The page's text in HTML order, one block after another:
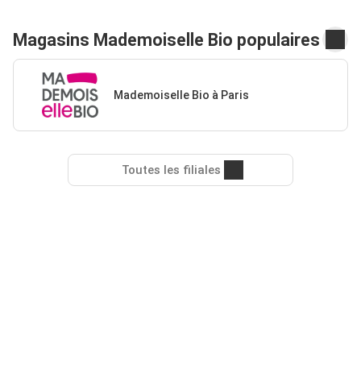
Magasins Mademoiselle Bio populaires
Mademoiselle Bio à Paris
Toutes les filiales